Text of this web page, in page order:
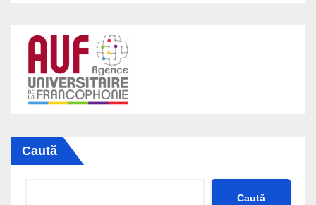
Caută
Caută